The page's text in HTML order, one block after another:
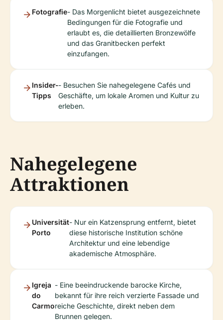
Fotografie- Das Morgenlicht bietet ausgezeichnete
Bedingungen für die Fotografie und
erlaubt es, die detaillierten Bronzewölfe
und das Granitbecken perfekt
einzufangen.
Insider-
Tipps
- Besuchen Sie nahegelegene Cafés und
Geschäfte, um lokale Aromen und Kultur zu
erleben.
Nahegelegene
Attraktionen
Universität
Porto
- Nur ein Katzensprung entfernt, bietet
diese historische Institution schöne
Architektur und eine lebendige
akademische Atmosphäre.
Igreja
do
Carmo
- Eine beeindruckende barocke Kirche,
bekannt für ihre reich verzierte Fassade und
reiche Geschichte, direkt neben dem
Brunnen gelegen.